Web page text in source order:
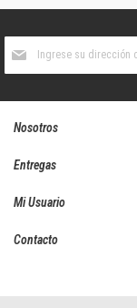
boletín
Nosotros
Entregas
Mi Usuario
Contacto